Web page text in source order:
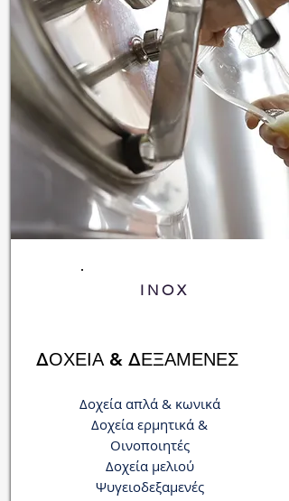
INOX
ΔΟΧΕΙΑ & ΔΕΞΑΜΕΝΕΣ
Δοχεία απλά & κωνικά
Δοχεία ερμητικά &
Οινοποιητές
Δοχεία μελιού
Ψυγειοδεξαμενές